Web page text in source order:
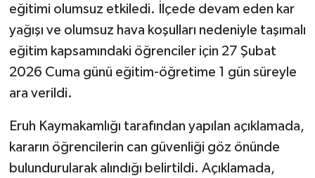
eğitimi olumsuz etkiledi. İlçede devam eden kar
yağışı ve olumsuz hava koşulları nedeniyle taşımalı
eğitim kapsamındaki öğrenciler için 27 Şubat
2026 Cuma günü eğitim-öğretime 1 gün süreyle
ara verildi.
Eruh Kaymakamlığı tarafından yapılan açıklamada,
kararın öğrencilerin can güvenliği göz önünde
bulundurularak alındığı belirtildi. Açıklamada,